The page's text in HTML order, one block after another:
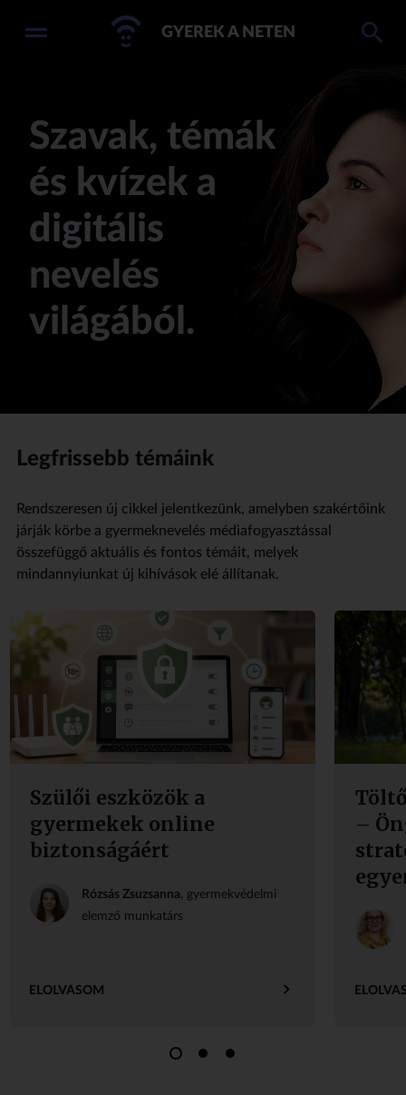
GYEREK A NETEN
Szavak, témák
és kvízek a
digitális
nevelés
világából.
Legfrissebb témáink
Rendszeresen új cikkel jelentkezünk, amelyben szakértőink
járják körbe a gyermeknevelés médiafogyasztással
összefüggő aktuális és fontos témáit, melyek
mindannyiunkat új kihívások elé állítanak.
Szülői eszközök a
gyermekek online
biztonságáért
Rózsás Zsuzsanna, gyermekvédelmi
elemző munkatárs
ELOLVASOM
–